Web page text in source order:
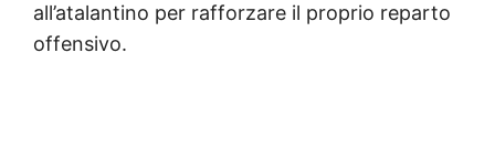
all’atalantino per rafforzare il proprio reparto
offensivo.